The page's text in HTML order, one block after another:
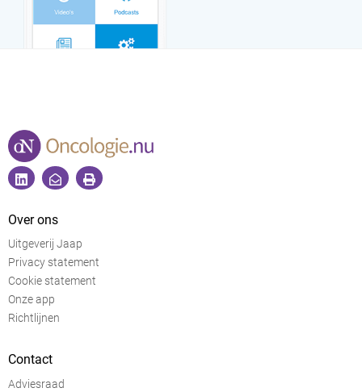
Over ons
Uitgeverij Jaap
Privacy statement
Cookie statement
Onze app
Richtlijnen
Contact
Adviesraad